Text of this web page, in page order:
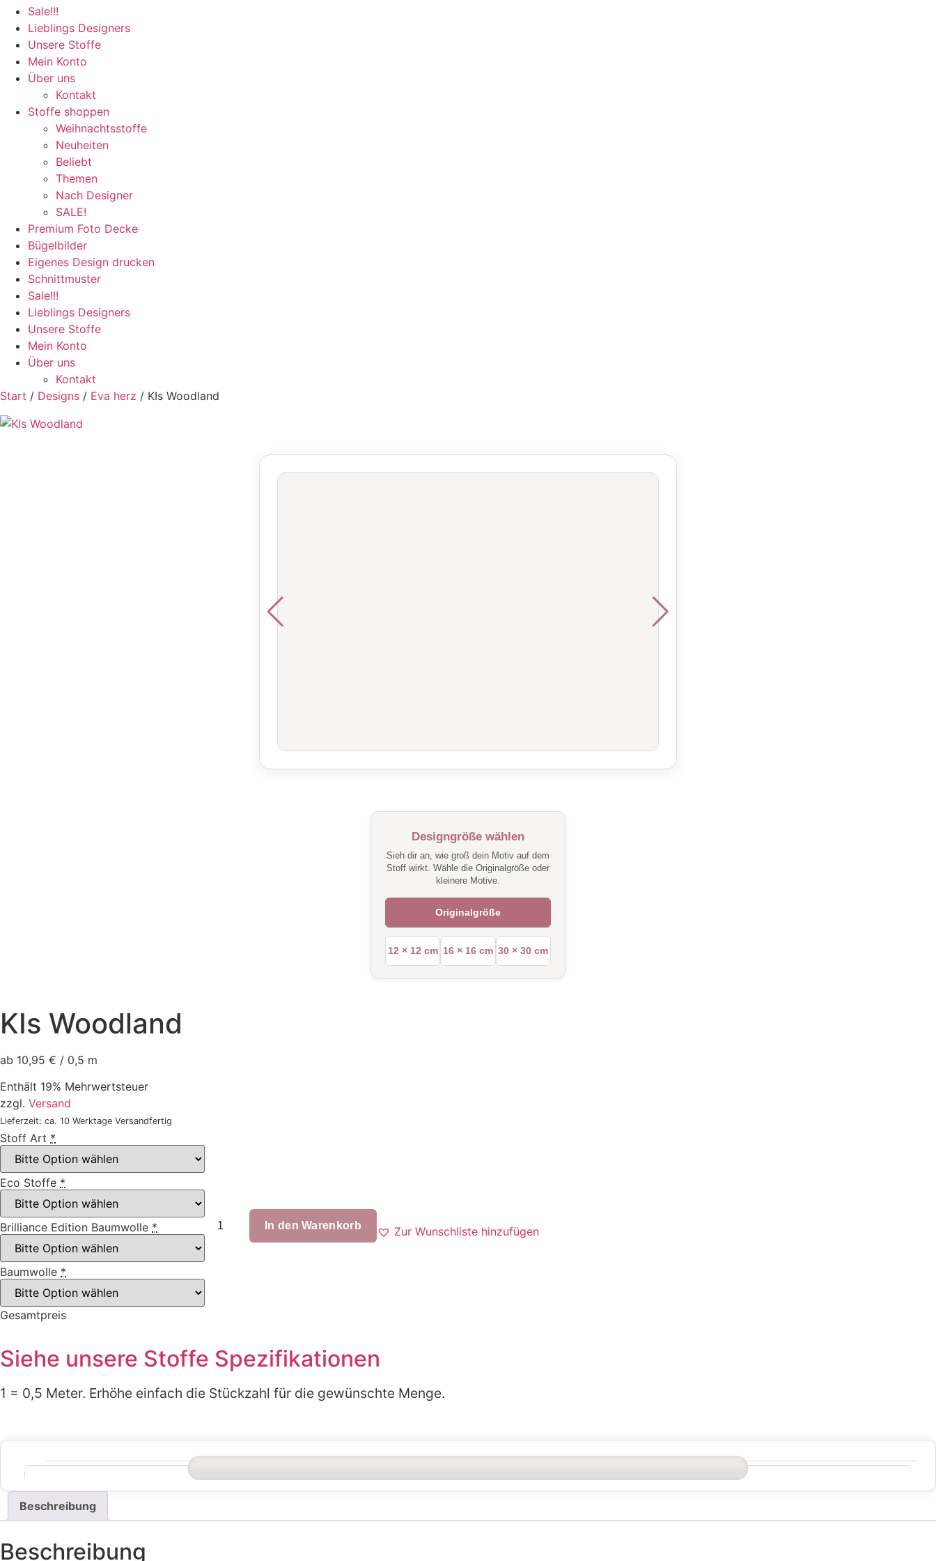
Sale!!!
Lieblings Designers
Unsere Stoffe
Mein Konto
Über uns
Kontakt
Stoffe shoppen
Weihnachtsstoffe
Neuheiten
Beliebt
Themen
Nach Designer
SALE!
Premium Foto Decke
Bügelbilder
Eigenes Design drucken
Schnittmuster
Sale!!!
Lieblings Designers
Unsere Stoffe
Mein Konto
Über uns
Kontakt
Start / Designs / Eva herz / KIs Woodland
Designgröße wählen
Sieh dir an, wie groß dein Motiv auf dem
Stoff wirkt. Wähle die Originalgröße oder
kleinere Motive.
Originalgröße
12 × 12 cm 16 × 16 cm 30 × 30 cm
KIs Woodland
ab 10,95 € / 0,5 m
Enthält 19% Mehrwertsteuer
zzgl. Versand
Lieferzeit: ca. 10 Werktage Versandfertig
Stoff Art *
Eco Stoffe *
Brilliance Edition Baumwolle *
Baumwolle *
Gesamtpreis
KIs
Woodland
Menge
In den Warenkorb Zur Wunschliste hinzufügen
Siehe unsere Stoffe Spezifikationen
1 = 0,5 Meter. Erhöhe einfach die Stückzahl für die gewünschte Menge.
Beschreibung
Beschreibung